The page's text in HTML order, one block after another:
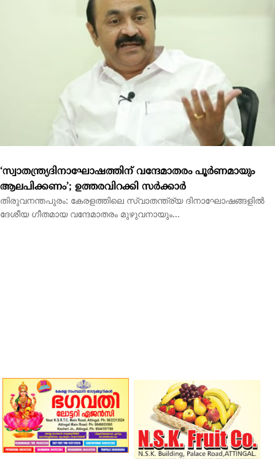
‘സ്വാതന്ത്ര്യദിനാഘോഷത്തിന് വന്ദേമാതരം പൂര്‍ണമായും
ആലപിക്കണം’; ഉത്തരവിറക്കി സര്‍ക്കാര്‍
തിരുവനന്തപുരം: കേരളത്തിലെ സ്വാതന്ത്ര്യ ദിനാഘോഷങ്ങളില്‍
ദേശീയ ഗീതമായ വന്ദേമാതരം മുഴുവനായും...